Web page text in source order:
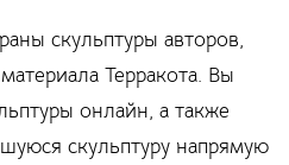
скульптуры авторов,
Терракота. Вы
онлайн, а также
скульптуру напрямую